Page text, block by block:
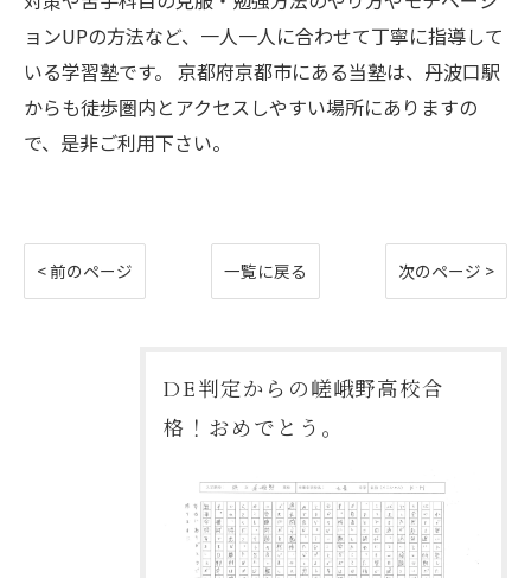
ョンUPの方法など、一人一人に合わせて丁寧に指導して
いる学習塾です。 京都府京都市にある当塾は、丹波口駅
からも徒歩圏内とアクセスしやすい場所にありますの
で、是非ご利用下さい。
< 前のページ 一覧に戻る 次のページ >
DE判定からの嵯峨野高校合
格！おめでとう。